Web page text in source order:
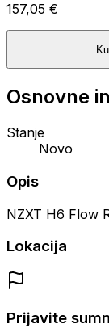
157,05 €
Osnovne
Stanje
Novo
Opis
NZXT H6 Flow
Lokacija
Prijavite